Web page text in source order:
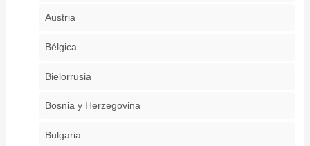
Austria
Bélgica
Bielorrusia
Bosnia y Herzegovina
Bulgaria